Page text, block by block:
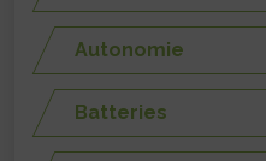
Autonomie
Batteries